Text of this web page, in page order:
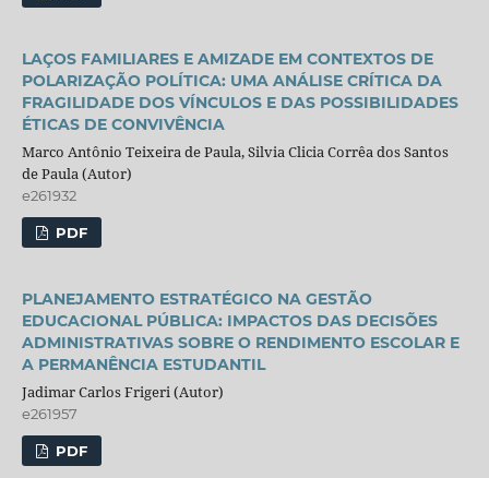
LAÇOS FAMILIARES E AMIZADE EM CONTEXTOS DE
POLARIZAÇÃO POLÍTICA: UMA ANÁLISE CRÍTICA DA
FRAGILIDADE DOS VÍNCULOS E DAS POSSIBILIDADES
ÉTICAS DE CONVIVÊNCIA
Marco Antônio Teixeira de Paula, Silvia Clicia Corrêa dos Santos
de Paula (Autor)
e261932
PDF
PLANEJAMENTO ESTRATÉGICO NA GESTÃO
EDUCACIONAL PÚBLICA: IMPACTOS DAS DECISÕES
ADMINISTRATIVAS SOBRE O RENDIMENTO ESCOLAR E
A PERMANÊNCIA ESTUDANTIL
Jadimar Carlos Frigeri (Autor)
e261957
PDF